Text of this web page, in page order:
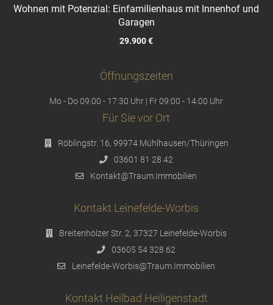
Wohnen mit Potenzial: Einfamilienhaus mit Innenhof und
Garagen
29.900 €
Öffnungszeiten
Mo - Do 09:00 - 17:30 Uhr | Fr 09:00 - 14:00 Uhr
Für Sie vor Ort
Röblingstr. 16, 99974 Mühlhausen/Thüringen
03601 81 28 42
Kontakt@Traum.Immobilien
Kontakt Leinefelde-Worbis
Breitenhölzer Str. 2, 37327 Leinefelde-Worbis
03605 54 328 62
Leinefelde-Worbis@Traum.Immobilien
Kontakt Heilbad Heiligenstadt